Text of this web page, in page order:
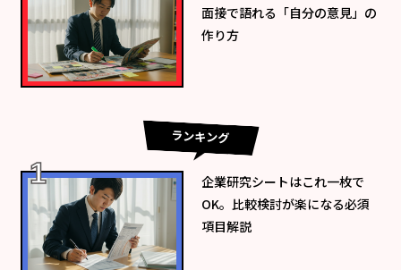
面接で語れる「自分の意見」の
作り方
ランキング
企業研究シートはこれ一枚で
OK。比較検討が楽になる必須
項目解説